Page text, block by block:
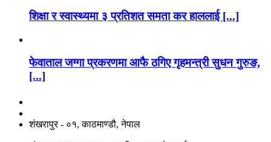
शिक्षा र स्वास्थ्यमा ३ प्रतिशत समता कर हाललाई [...]
फेवाताल जग्गा प्रकरणमा आफै ठगिए गृहमन्त्री सुधन गुरुङ,
[...]
शंखरापुर - ०१, काठमाण्डौ, नेपाल